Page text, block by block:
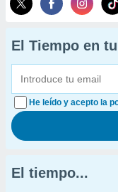
El Tiempo en tu
He leído y acepto la
El tiempo...